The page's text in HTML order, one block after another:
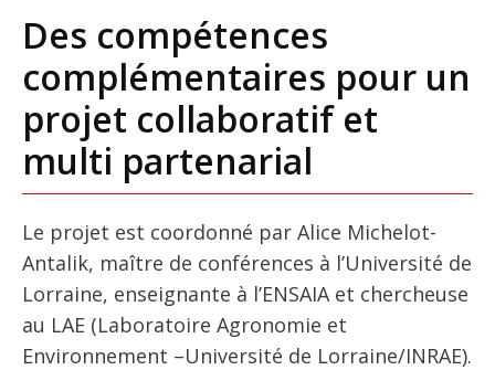
Des compétences
complémentaires pour un
projet collaboratif et
multi partenarial
Le projet est coordonné par Alice Michelot-
Antalik, maître de conférences à l’Université de
Lorraine, enseignante à l’ENSAIA et chercheuse
au LAE (Laboratoire Agronomie et
Environnement –Université de Lorraine/INRAE).